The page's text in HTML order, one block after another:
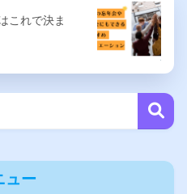
これで決ま
ュー